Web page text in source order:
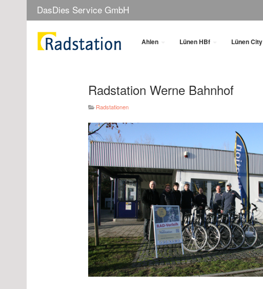
DasDies Service GmbH
Ahlen Lünen HBf Lünen City
Radstation Werne Bahnhof
Radstationen